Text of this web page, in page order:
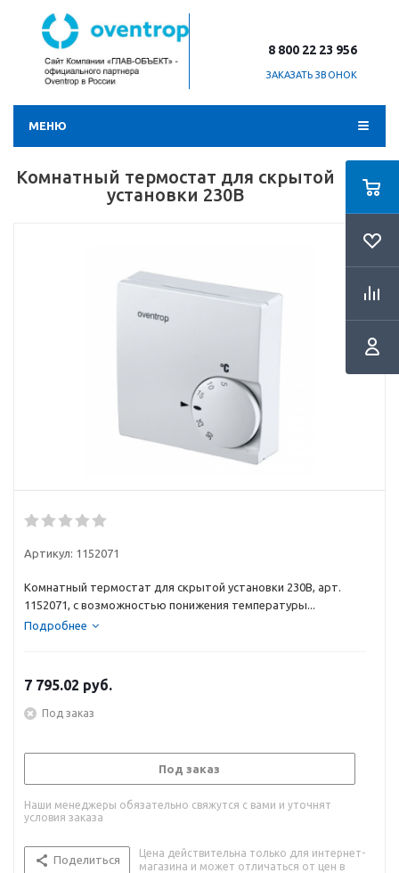
8 800 22 23 956
ЗАКАЗАТЬ ЗВОНОК
МЕНЮ
Комнатный термостат для скрытой
установки 230В
Артикул: 1152071
Комнатный термостат для скрытой установки 230В, арт.
1152071, с возможностью понижения температуры...
Подробнее
7 795.02 руб.
Под заказ
Под заказ
Наши менеджеры обязательно свяжутся с вами и уточнят
условия заказа
Поделиться
Цена действительна только для интернет-
магазина и может отличаться от цен в